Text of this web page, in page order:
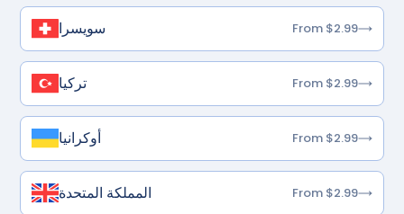
سويسرا From $2.99
تركيا From $2.99
أوكرانيا From $2.99
المملكة المتحدة From $2.99